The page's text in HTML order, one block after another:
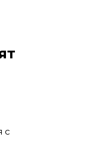
с